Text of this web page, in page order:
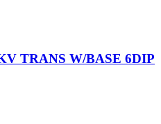
TRANS W/BASE 6DIP